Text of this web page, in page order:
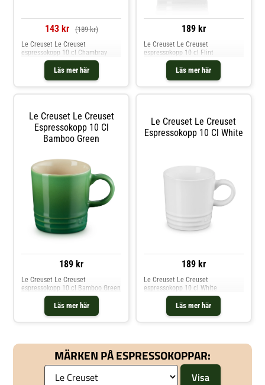
143 kr (189 kr)
Läs mer här
Le Creuset Le Creuset
espressokopp 10 cl Chambray
189 kr
Läs mer här
Le Creuset Le Creuset
espressokopp 10 cl Flint
Le Creuset Le Creuset
Espressokopp 10 Cl
Bamboo Green
189 kr
Läs mer här
Le Creuset Le Creuset
espressokopp 10 cl Bamboo Green
Le Creuset Le Creuset
Espressokopp 10 Cl White
189 kr
Läs mer här
Le Creuset Le Creuset
espressokopp 10 cl White
MÄRKEN PÅ ESPRESSOKOPPAR: